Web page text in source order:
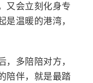
又会立刻化身专
是温暖的港湾，
，多陪陪对方，
陪伴，就是最踏